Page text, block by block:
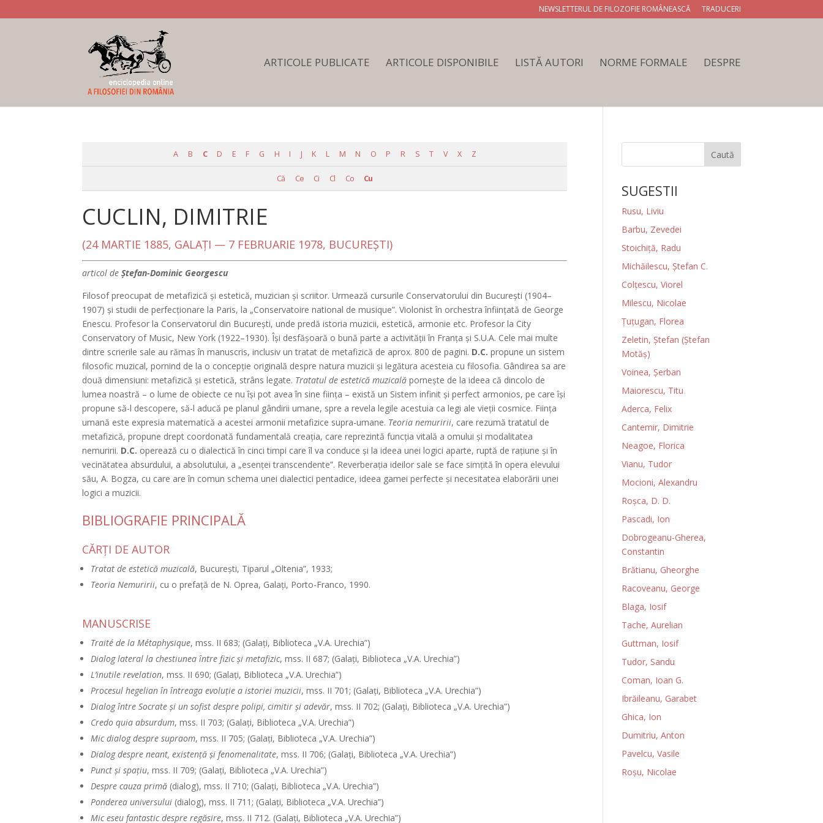
NEWSLETTERUL DE FILOZOFIE ROMÂNEASCĂ TRADUCERI
ARTICOLE PUBLICATE ARTICOLE DISPONIBILE LISTĂ AUTORI NORME FORMALE DESPRE
A B C D E F G H I J K L M N O P R S T V X Z
Că Ce Ci Cl Co Cu
CUCLIN, DIMITRIE
(24 MARTIE 1885, GALAŢI — 7 FEBRUARIE 1978, BUCUREŞTI)
articol deŞtefan-Dominic Georgescu
Filosof preocupat de metafizică şi estetică, muzician şi scriitor. Urmează cursurile Conservatorului din Bucureşti (1904–
1907) şi studii de perfecţionare la Paris, la „Conservatoire national de musique”. Violonist în orchestra înfiinţată de George
Enescu. Profesor la Conservatorul din Bucureşti, unde predă istoria muzicii, estetică, armonie etc. Profesor la City
Conservatory of Music, New York (1922–1930). Îşi desfăşoară o bună parte a activităţii în Franţa şi S.U.A. Cele mai multe
dintre scrierile sale au rămas în manuscris, inclusiv un tratat de metafizică de aprox. 800 de pagini. D.C. propune un sistem
filosofic muzical, pornind de la o concepţie originală despre natura muzicii şi legătura acesteia cu filosofia. Gândirea sa are
două dimensiuni: metafizică şi estetică, strâns legate. Tratatul de estetică muzicală porneşte de la ideea că dincolo de
lumea noastră – o lume de obiecte ce nu îşi pot avea în sine fiinţa – există un Sistem infinit şi perfect armonios, pe care îşi
propune să-l descopere, să-l aducă pe planul gândirii umane, spre a revela legile acestuia ca legi ale vieţii cosmice. Fiinţa
umană este expresia matematică a acestei armonii metafizice supra-umane. Teoria nemuririi, care rezumă tratatul de
metafizică, propune drept coordonată fundamentală creaţia, care reprezintă funcţia vitală a omului şi modalitatea
nemuririi. D.C. operează cu o dialectică în cinci timpi care îl va conduce şi la ideea unei logici aparte, ruptă de raţiune şi în
vecinătatea absurdului, a absolutului, a „esenţei transcendente”. Reverberaţia ideilor sale se face simţită în opera elevului
său, A. Bogza, cu care are în comun schema unei dialectici pentadice, ideea gamei perfecte şi necesitatea elaborării unei
logici a muzicii.
BIBLIOGRAFIE PRINCIPALĂ
CĂRŢI DE AUTOR
Tratat de estetică muzicală, Bucureşti, Tiparul „Oltenia”, 1933;
Teoria Nemuririi, cu o prefaţă de N. Oprea, Galaţi, Porto-Franco, 1990.
MANUSCRISE
Traité de la Métaphysique, mss. II 683; (Galaţi, Biblioteca „V.A. Urechia”)
Dialog lateral la chestiunea între fizic şi metafizic, mss. II 687; (Galaţi, Biblioteca „V.A. Urechia”)
L’inutile revelation, mss. II 690; (Galaţi, Biblioteca „V.A. Urechia”)
Procesul hegelian în întreaga evoluţie a istoriei muzicii, mss. II 701; (Galaţi, Biblioteca „V.A. Urechia”)
Dialog între Socrate şi un sofist despre polipi, cimitir şi adevăr, mss. II 702; (Galaţi, Biblioteca „V.A. Urechia”)
Credo quia absurdum, mss. II 703; (Galaţi, Biblioteca „V.A. Urechia”)
Mic dialog despre supraom, mss. II 705; (Galaţi, Biblioteca „V.A. Urechia”)
Dialog despre neant, existenţă şi fenomenalitate, mss. II 706; (Galaţi, Biblioteca „V.A. Urechia”)
Punct şi spaţiu, mss. II 709; (Galaţi, Biblioteca „V.A. Urechia”)
Despre cauza primă (dialog), mss. II 710; (Galaţi, Biblioteca „V.A. Urechia”)
Ponderea universului (dialog), mss. II 711; (Galaţi, Biblioteca „V.A. Urechia”)
Mic eseu fantastic despre regăsire, mss. II 712. (Galaţi, Biblioteca „V.A. Urechia”)
Caută
SUGESTII
Rusu, Liviu
Barbu, Zevedei
Stoichiţă, Radu
Michăilescu, Ștefan C.
Colţescu, Viorel
Milescu, Nicolae
Ţuţugan, Florea
Zeletin, Ștefan (Ștefan
Motăș)
Voinea, Şerban
Maiorescu, Titu
Aderca, Felix
Cantemir, Dimitrie
Neagoe, Florica
Vianu, Tudor
Mocioni, Alexandru
Roșca, D. D.
Pascadi, Ion
Dobrogeanu-Gherea,
Constantin
Brătianu, Gheorghe
Racoveanu, George
Blaga, Iosif
Tache, Aurelian
Guttman, Iosif
Tudor, Sandu
Coman, Ioan G.
Ibrăileanu, Garabet
Ghica, Ion
Dumitriu, Anton
Pavelcu, Vasile
Roșu, Nicolae